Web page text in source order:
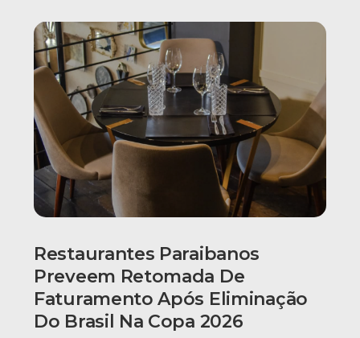
Restaurantes Paraibanos
Preveem Retomada De
Faturamento Após Eliminação
Do Brasil Na Copa 2026